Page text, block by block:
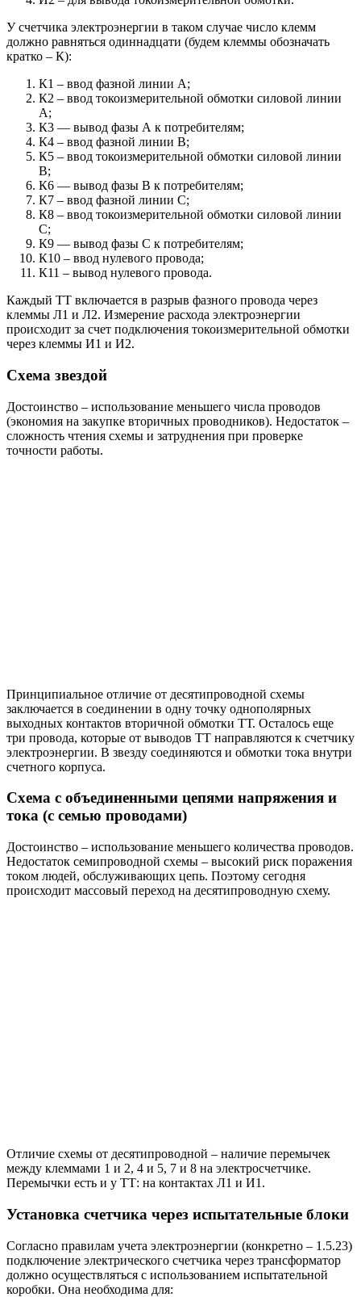
У счетчика электроэнергии в таком случае число клемм
должно равняться одиннадцати (будем клеммы обозначать
кратко – К):
К1 – ввод фазной линии А;
К2 – ввод токоизмерительной обмотки силовой линии
А;
К3 — вывод фазы А к потребителям;
К4 – ввод фазной линии В;
К5 – ввод токоизмерительной обмотки силовой линии
В;
К6 — вывод фазы В к потребителям;
К7 – ввод фазной линии С;
К8 – ввод токоизмерительной обмотки силовой линии
С;
К9 — вывод фазы С к потребителям;
К10 – ввод нулевого провода;
К11 – вывод нулевого провода.
Каждый ТТ включается в разрыв фазного провода через
клеммы Л1 и Л2. Измерение расхода электроэнергии
происходит за счет подключения токоизмерительной обмотки
через клеммы И1 и И2.
Схема звездой
Достоинство – использование меньшего числа проводов
(экономия на закупке вторичных проводников). Недостаток –
сложность чтения схемы и затруднения при проверке
точности работы.
Принципиальное отличие от десятипроводной схемы
заключается в соединении в одну точку однополярных
выходных контактов вторичной обмотки ТТ. Осталось еще
три провода, которые от выводов ТТ направляются к счетчику
электроэнергии. В звезду соединяются и обмотки тока внутри
счетного корпуса.
Схема с объединенными цепями напряжения и
тока (с семью проводами)
Достоинство – использование меньшего количества проводов.
Недостаток семипроводной схемы – высокий риск поражения
током людей, обслуживающих цепь. Поэтому сегодня
происходит массовый переход на десятипроводную схему.
Отличие схемы от десятипроводной – наличие перемычек
между клеммами 1 и 2, 4 и 5, 7 и 8 на электросчетчике.
Перемычки есть и у ТТ: на контактах Л1 и И1.
Установка счетчика через испытательные блоки
Согласно правилам учета электроэнергии (конкретно – 1.5.23)
подключение электрического счетчика через трансформатор
должно осуществляться с использованием испытательной
коробки. Она необходима для: